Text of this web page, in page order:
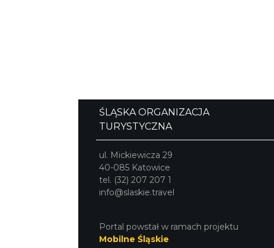
ŚLĄSKA ORGANIZACJA
TURYSTYCZNA
ul. Mickiewicza 29
40-085 Katowice
tel. (32) 207 207 1
info@slaskie.travel
Portal powstał w ramach projektu
Mobilne Śląskie